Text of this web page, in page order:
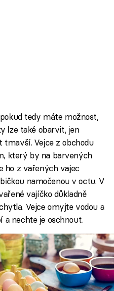
tedy máte možnost,
lze také obarvit, jen
tmavší. Vejce z obchodu
který by na barvených
ho z vařených vajec
namočenou v octu. V
vajíčko důkladně
Vejce omyjte vodou a
a nechte je oschnout.